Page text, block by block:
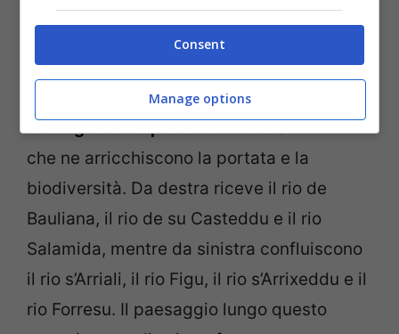
Fiume Cixerri: come conoscerlo bene senza dimenticare
Durante il suo viaggio verso valle,
raccoglie le acquedi numerosi affluenti
che ne arricchiscono la portata e la
biodiversità. Da destra riceve il rio de
Bauliana, il rio de su Casteddu e il rio
Salamida, mentre da sinistra confluiscono
il rio s’Arriali, il rio Figu, il rio s’Arrixeddu e il
rio Forresu. Il paesaggio lungo questo
Consent
Manage options